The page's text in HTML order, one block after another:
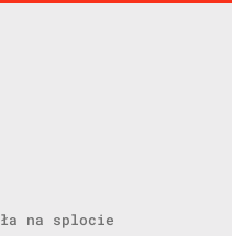
na splocie